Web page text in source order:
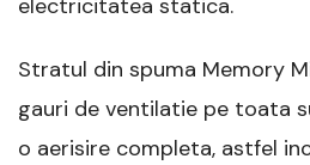
electricitatea statica.
Stratul din spuma Memory
gauri de ventilatie pe toata
o aerisire completa, astfel